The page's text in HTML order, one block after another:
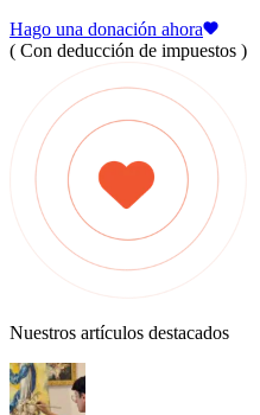
Hago una donación ahora
( Con deducción de impuestos )
Nuestros artículos destacados